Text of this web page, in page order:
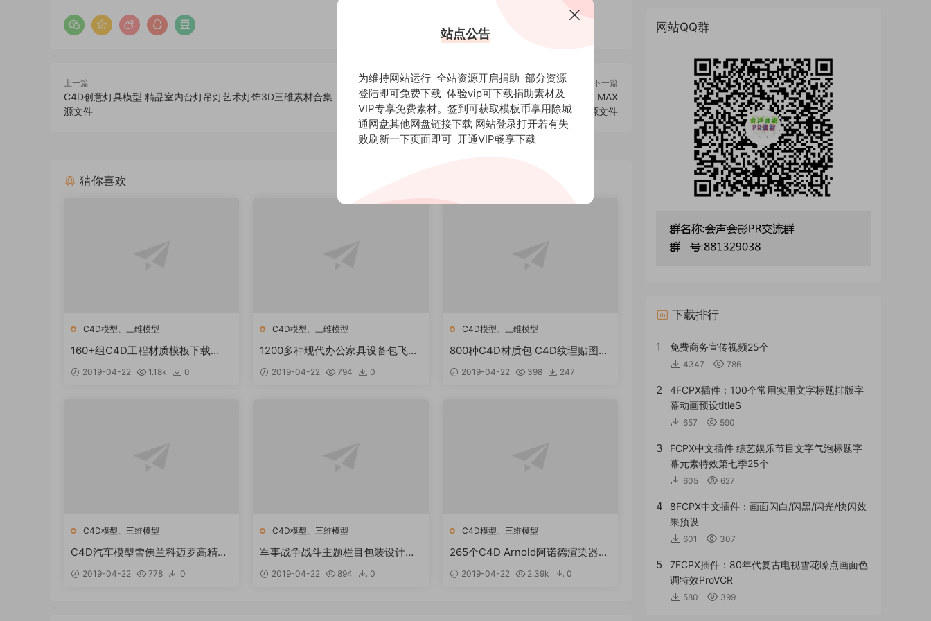
上一篇
C4D创意灯具模型 精品室内台灯吊灯艺术灯饰3D三维素材合集
源文件
下一篇
21套C4D模型高精度3C电子产品数码精品展示素材工程3D MAX
合集源文件
猜你喜欢
C4D模型、 三维模型
160+组C4D工程材质模板下载
2019-04-22 1.18k 0
C4D模型、 三维模型
1200多种现代办公家具设备包飞机
2019-04-22 794 0
C4D模型、 三维模型
800种C4D材质包 C4D纹理贴图材
集 2019-04-22 398 247
C4D模型、 三维模型
C4D汽车模型雪佛兰科迈罗高精度
2019-04-22 778 0
C4D模型、 三维模型
军事战争战斗主题栏目包装设计动
2019-04-22 894 0
C4D模型、 三维模型
265个C4D Arnold阿诺德渲染器材
2019-04-22 2.39k 0
网站QQ群
下载排行
1 免费商务宣传视频25个
4347 786
2
4FCPX插件：100个常用实用文字标题排版字
幕动画预设titleS
657 590
3
FCPX中文插件 综艺娱乐节目文字气泡标题字
幕元素特效第七季25个
605 627
4
8FCPX中文插件：画面闪白/闪黑/闪光/快闪效
果预设
601 307
5
7FCPX插件：80年代复古电视雪花噪点画面色
调特效ProVCR
580 399
站点公告
为维持网站运行 全站资源开启捐助 部分资源
登陆即可免费下载 体验vip可下载捐助素材及
VIP专享免费素材。签到可获取模板币享用除城
通网盘其他网盘链接下载 网站登录打开若有失
败刷新一下页面即可 开通VIP畅享下载